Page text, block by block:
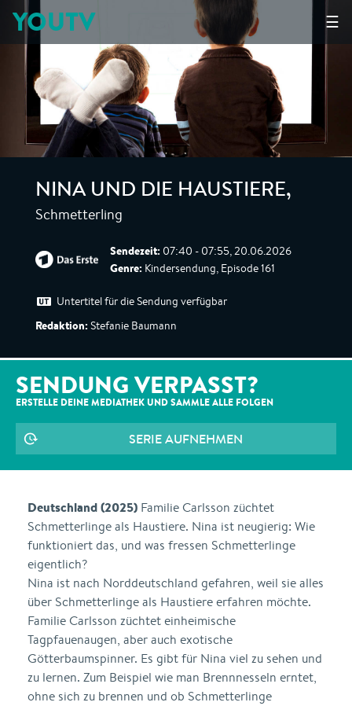
☰
YOUTV
NINA UND DIE HAUSTIERE,
Schmetterling
Sendezeit: 07:40 - 07:55, 20.06.2026
Genre: Kindersendung, Episode 161
Untertitel für die Sendung verfügbar
Redaktion: Stefanie Baumann
SENDUNG VERPASST?
ERSTELLE DEINE MEDIATHEK UND SAMMLE ALLE FOLGEN
SERIE AUFNEHMEN
Deutschland (2025) Familie Carlsson züchtet
Schmetterlinge als Haustiere. Nina ist neugierig: Wie
funktioniert das, und was fressen Schmetterlinge
eigentlich?
Nina ist nach Norddeutschland gefahren, weil sie alles
über Schmetterlinge als Haustiere erfahren möchte.
Familie Carlsson züchtet einheimische
Tagpfauenaugen, aber auch exotische
Götterbaumspinner. Es gibt für Nina viel zu sehen und
zu lernen. Zum Beispiel wie man Brennnesseln erntet,
ohne sich zu brennen und ob Schmetterlinge